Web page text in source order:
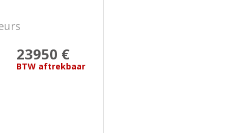
23950 €
BTW aftrekbaar